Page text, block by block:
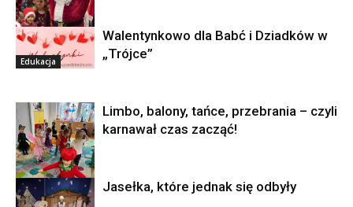
Edukacja
Edukacja
Walentynkowo dla Babć i Dziadków w
„Trójce”
Edukacja
Limbo, balony, tańce, przebrania – czyli
karnawał czas zacząć!
Jasełka, które jednak się odbyły